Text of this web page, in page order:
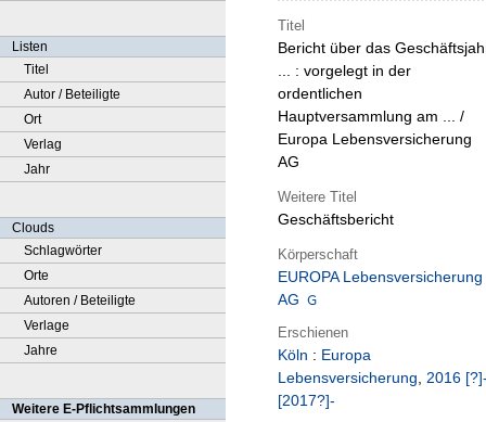
Listen
Titel
Autor / Beteiligte
Ort
Verlag
Jahr
Clouds
Schlagwörter
Orte
Autoren / Beteiligte
Verlage
Jahre
Weitere E-Pflichtsammlungen
Titel
Bericht über das
... : vorgelegt in der
ordentlichen
Hauptversammlung am ... /
Europa Lebensversicherung
AG
Weitere Titel
Geschäftsbericht
Körperschaft
EUROPA Lebensversicherung
AG
Erschienen
Köln : Europa
Lebensversicherung, 2016
[2017?]-